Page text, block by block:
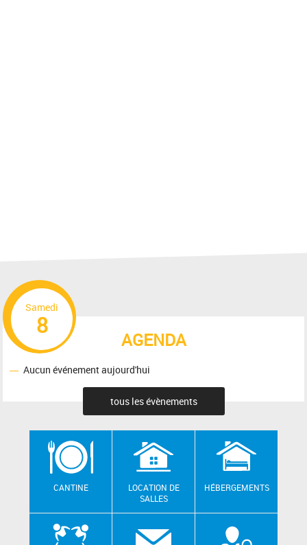
AGENDA
Samedi
8
Aucun événement aujourd'hui
tous les évènements
CANTINE
LOCATION DE
SALLES
HÉBERGEMENTS